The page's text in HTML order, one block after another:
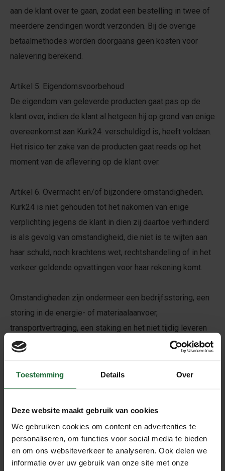
Toestemming Details Over
Deze website maakt gebruik van cookies
We gebruiken cookies om content en advertenties te
personaliseren, om functies voor social media te bieden
en om ons websiteverkeer te analyseren. Ook delen we
informatie over uw gebruik van onze site met onze
aan de klant over te gaan, zodat een bestelling in twee of
meerdere zendingen wordt verzonden. Bij de overige
betaalmethodes worden doorgaans geen kosten voor
nalevering berekend.
Artikel 5. Eigendomsvoorbehoud
De eigendom van geleverde producten gaat pas op de
klant over, indien de klant al hetgeen hij op grond van enige
overeenkomst aan Kurk24. verschuldigd is, heeft voldaan.
Het risico ter zake van de producten gaat reeds op het
moment van de aflevering op de klant over.
Artikel 6. Overmacht en/of bijzondere omstandigheden.
Kurk24 is niet gehouden tot het nakomen van enige
verplichting jegens de klant in dien zij daartoe verhinderd
is als gevolg van omstandigheid, die niet is te wijten aan
haar schuld, noch krachtens wet, rechtshandeling of in het
verkeer geldende opvattingen voor haar rekening komt.
Omstandigheden zijn ondermeer een bedrijfsstoring, een
storing in de energie- of materiaalaanvoer,
transportvertraging, een staking en het niet tijdig leveren
door de leveranciers.
Artikel 7. Intellectuele en industriële eigendomsrechten
De klant dient alle intellectuele en industriële
respecteren.Kurk24 garandeert niet dat de aan de klant
geleverde producten geen inbreuk maken op enig
(ongeschreven) intellectueel en/of industrieel